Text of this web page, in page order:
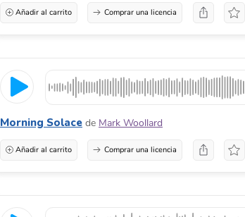
Añadir al carrito Comprar una licencia
Morning Solace de Mark Woollard
Añadir al carrito Comprar una licencia